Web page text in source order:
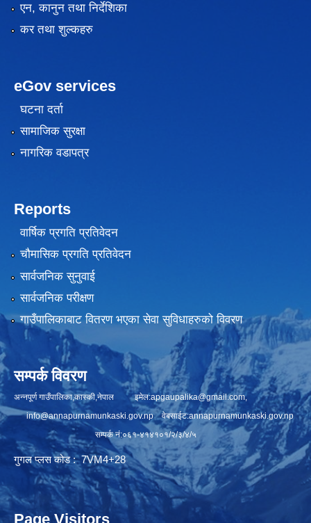
एन, कानुन तथा निर्देशिका
कर तथा शुल्कहरु
eGov services
घटना दर्ता
सामाजिक सुरक्षा
नागरिक वडापत्र
Reports
वार्षिक प्रगति प्रतिवेदन
चौमासिक प्रगति प्रतिवेदन
सार्वजनिक सुनुवाई
सार्वजनिक परीक्षण
गाउँपालिकाबाट वितरण भएका सेवा सुविधाहरुको विवरण
सम्पर्क विवरण
अन्नपूर्ण गाउँपालिका,कास्की,नेपाल इमेल:apgaupalika@gmail.com,
info@annapurnamunkaski.gov.npवेबसाईट:annapurnamunkaski.gov.np
सम्पर्क नं:०६१-४१४१०१/२/३/४/५
गुगल प्लस कोड : 7VM4+28
Page Visitors